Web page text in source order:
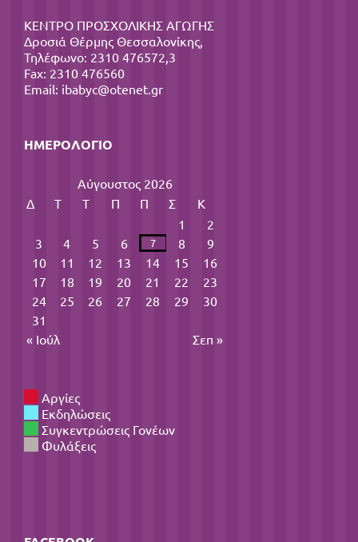
ΚΕΝΤΡΟ ΠΡΟΣΧΟΛΙΚΗΣ ΑΓΩΓΗΣ
Δροσιά Θέρμης Θεσσαλονίκης,
Τηλέφωνο: 2310 476572,3
Fax: 2310 476560
Email: ibabyc@otenet.gr
ΗΜΕΡΟΛΌΓΙΟ
Αύγουστος 2026
Δ
Τ Τ Π Π Σ
Κ
1
2
3
4 5 6 7 8
9
10
11 12 13 14 15
16
17
18 19 20 21 22
23
24
25 26 27 28 29
30
31
« Ιούλ
Σεπ »
Αργίες
Εκδηλώσεις
Συγκεντρώσεις Γονέων
Φυλάξεις